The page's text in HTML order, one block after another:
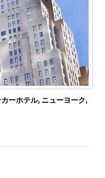
ーホテル, ニューヨーク,